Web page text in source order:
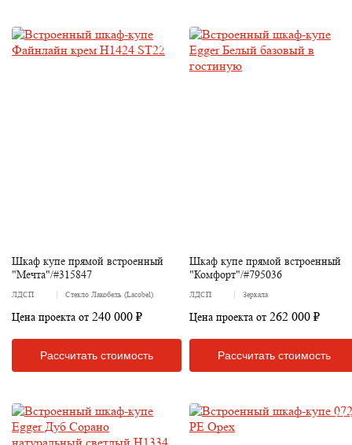
Шкаф купе прямой встроенный
"Мечта"/#315847
ЛДСП Стекло Лакобель (Lacobel)
Цена проекта от 240 000 ₽
Рассчитать стоимость
Шкаф купе прямой встроенный
"Комфорт"/#795036
ЛДСП Зеркала
Цена проекта от 262 000 ₽
Рассчитать стоимость